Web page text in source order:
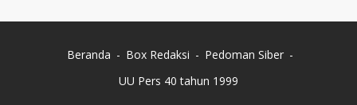
Beranda Box Redaksi
Pedoman Siber
UU Pers 40 tahun 1999